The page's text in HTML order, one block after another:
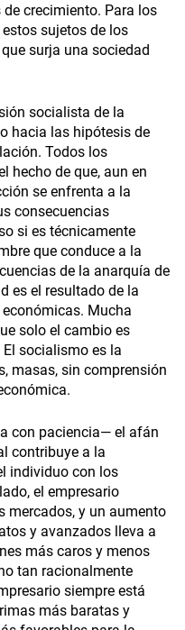
crecimiento. Para los
sujetos de los
surja una sociedad
socialista de la
hacia las hipótesis de
Todos los
hecho de que, aun en
se enfrenta a la
consecuencias
si es técnicamente
que conduce a la
de la anarquía de
es el resultado de la
Mucha
solo el cambio es
socialismo es la
masas, sin comprensión
con paciencia— el afán
contribuye a la
individuo con los
el empresario
mercados, y un aumento
y avanzados lleva a
más caros y menos
tan racionalmente
siempre está
más baratas y